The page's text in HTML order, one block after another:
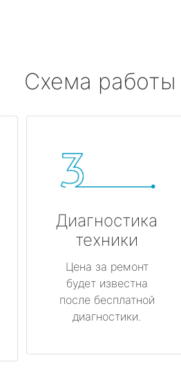
Схема работы
Диагностика
техники
Цена за ремонт
будет известна
после бесплатной
диагностики.